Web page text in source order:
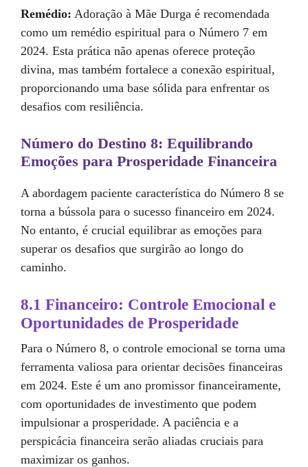
Remédio: Adoração à Mãe Durga é recomendada
como um remédio espiritual para o Número 7 em
2024. Esta prática não apenas oferece proteção
divina, mas também fortalece a conexão espiritual,
proporcionando uma base sólida para enfrentar os
desafios com resiliência.
Número do Destino 8: Equilibrando
Emoções para Prosperidade Financeira
A abordagem paciente característica do Número 8 se
torna a bússola para o sucesso financeiro em 2024.
No entanto, é crucial equilibrar as emoções para
superar os desafios que surgirão ao longo do
caminho.
8.1 Financeiro: Controle Emocional e
Oportunidades de Prosperidade
Para o Número 8, o controle emocional se torna uma
ferramenta valiosa para orientar decisões financeiras
em 2024. Este é um ano promissor financeiramente,
com oportunidades de investimento que podem
impulsionar a prosperidade. A paciência e a
perspicácia financeira serão aliadas cruciais para
maximizar os ganhos.